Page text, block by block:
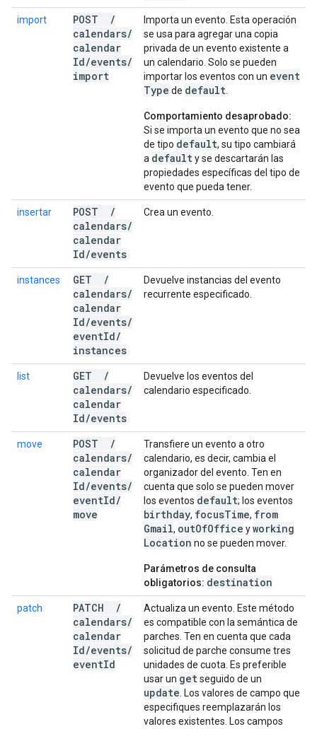
import POST
/
calendars/
calendar
Id/events/
import
Importa un evento. Esta operación
se usa para agregar una copia
privada de un evento existente a
un calendario. Solo se pueden
importar los eventos con un event
Type de default
Comportamiento desaprobado:
Si se importa un evento que no sea
de tipo default, su tipo cambiará
a defaulty se descartarán las
propiedades específicas del tipo de
evento que pueda tener.
insertar POST
/
calendars/
calendar
Id/events
Crea un evento.
instances GET
/
calendars/
calendar
Id/events/
eventId/
instances
Devuelve instancias del evento
recurrente especificado.
list GET
/
calendars/
calendar
Id/events
Devuelve los eventos del
calendario especificado.
move POST
/
calendars/
calendar
Id/events/
eventId/
move
Transfiere un evento a otro
calendario, es decir, cambia el
organizador del evento. Ten en
cuenta que solo se pueden mover
los eventos default; los eventos
birthday, focusTime, from
Gmail, outOfOffice yworking
Location no se pueden mover.
Parámetros de consulta
obligatorios: destination
patch PATCH
/
calendars/
calendar
Id/events/
eventId
Actualiza un evento. Este método
es compatible con la semántica de
parches. Ten en cuenta que cada
solicitud de parche consume tres
unidades de cuota. Es preferible
usar un getseguido de un
update . Los valores de campo que
especifiques reemplazarán los
valores existentes. Los campos